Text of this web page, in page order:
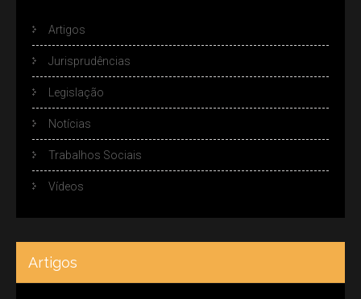
Artigos
Jurisprudências
Legislação
Notícias
Trabalhos Sociais
Vídeos
Artigos